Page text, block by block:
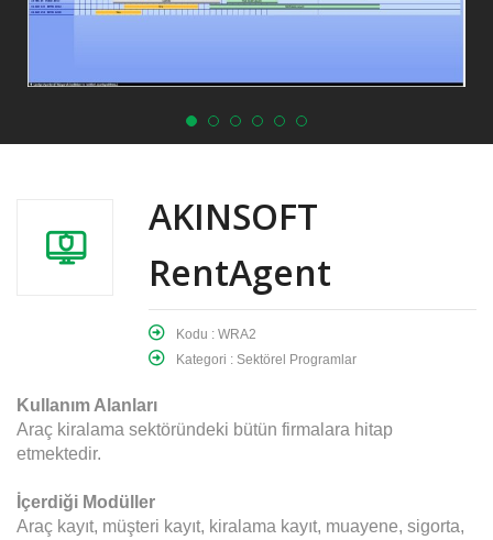
AKINSOFT
RentAgent
Kodu : WRA2
Kategori : Sektörel Programlar
Kullanım Alanları
Araç kiralama sektöründeki bütün firmalara hitap
etmektedir.
İçerdiği Modüller
Araç kayıt, müşteri kayıt, kiralama kayıt, muayene, sigorta,